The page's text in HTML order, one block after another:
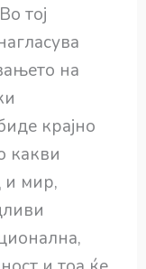
тој
на
крајно
какви
и мир,